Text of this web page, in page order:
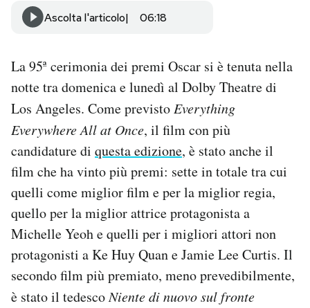
SHOP
CALENDARIO
AREA PERSONALE
Area Personale
Newsletter
Notifiche mobile
Regala il Post
Esci
Ascolta l'articolo 06:18
La 95ª cerimonia dei premi Oscar si è tenuta nella
notte tra domenica e lunedì al Dolby Theatre di
Los Angeles. Come previstoEverything
Everywhere All at Once, il film con più
candidature di questa edizione, è stato anche il
film che ha vinto più premi: sette in totale tra cui
quelli come miglior film e per la miglior regia,
quello per la miglior attrice protagonista a
Michelle Yeoh e quelli per i migliori attori non
protagonisti a Ke Huy Quan e Jamie Lee Curtis. Il
secondo film più premiato, meno prevedibilmente,
è stato il tedescoNiente di nuovo sul fronte